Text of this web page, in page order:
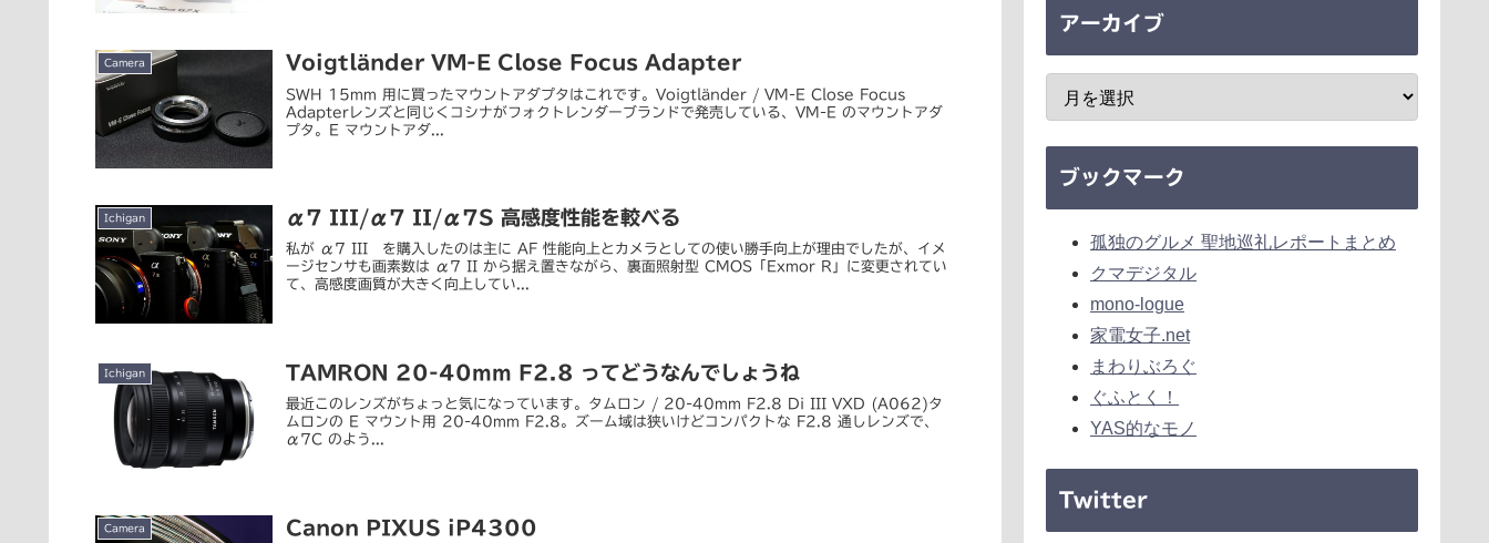
Camera Voigtländer VM-E Close Focus Adapter
SWH 15mm 用に買ったマウントアダプタはこれです。Voigtländer / VM-E Close Focus
Adapterレンズと同じくコシナがフォクトレンダーブランドで発売している、VM-E のマウントアダ
プタ。E マウントアダ...
Ichigan α7 III/α7 II/α7S 高感度性能を較べる
私が α7 III を購入したのは主に AF 性能向上とカメラとしての使い勝手向上が理由でしたが、イメ
ージセンサも画素数は α7 II から据え置きながら、裏面照射型 CMOS「Exmor R」に変更されてい
て、高感度画質が大きく向上してい...
Ichigan TAMRON 20-40mm F2.8 ってどうなんでしょうね
最近このレンズがちょっと気になっています。タムロン / 20-40mm F2.8 Di III VXD (A062)タ
ムロンの E マウント用 20-40mm F2.8。ズーム域は狭いけどコンパクトな F2.8 通しレンズで、
α7C のよう...
Camera Canon PIXUS iP4300
アーカイブ
ブックマーク
孤独のグルメ 聖地巡礼レポートまとめ
クマデジタル
mono-logue
家電女子.net
まわりぶろぐ
ぐふとく！
YAS的なモノ
Twitter